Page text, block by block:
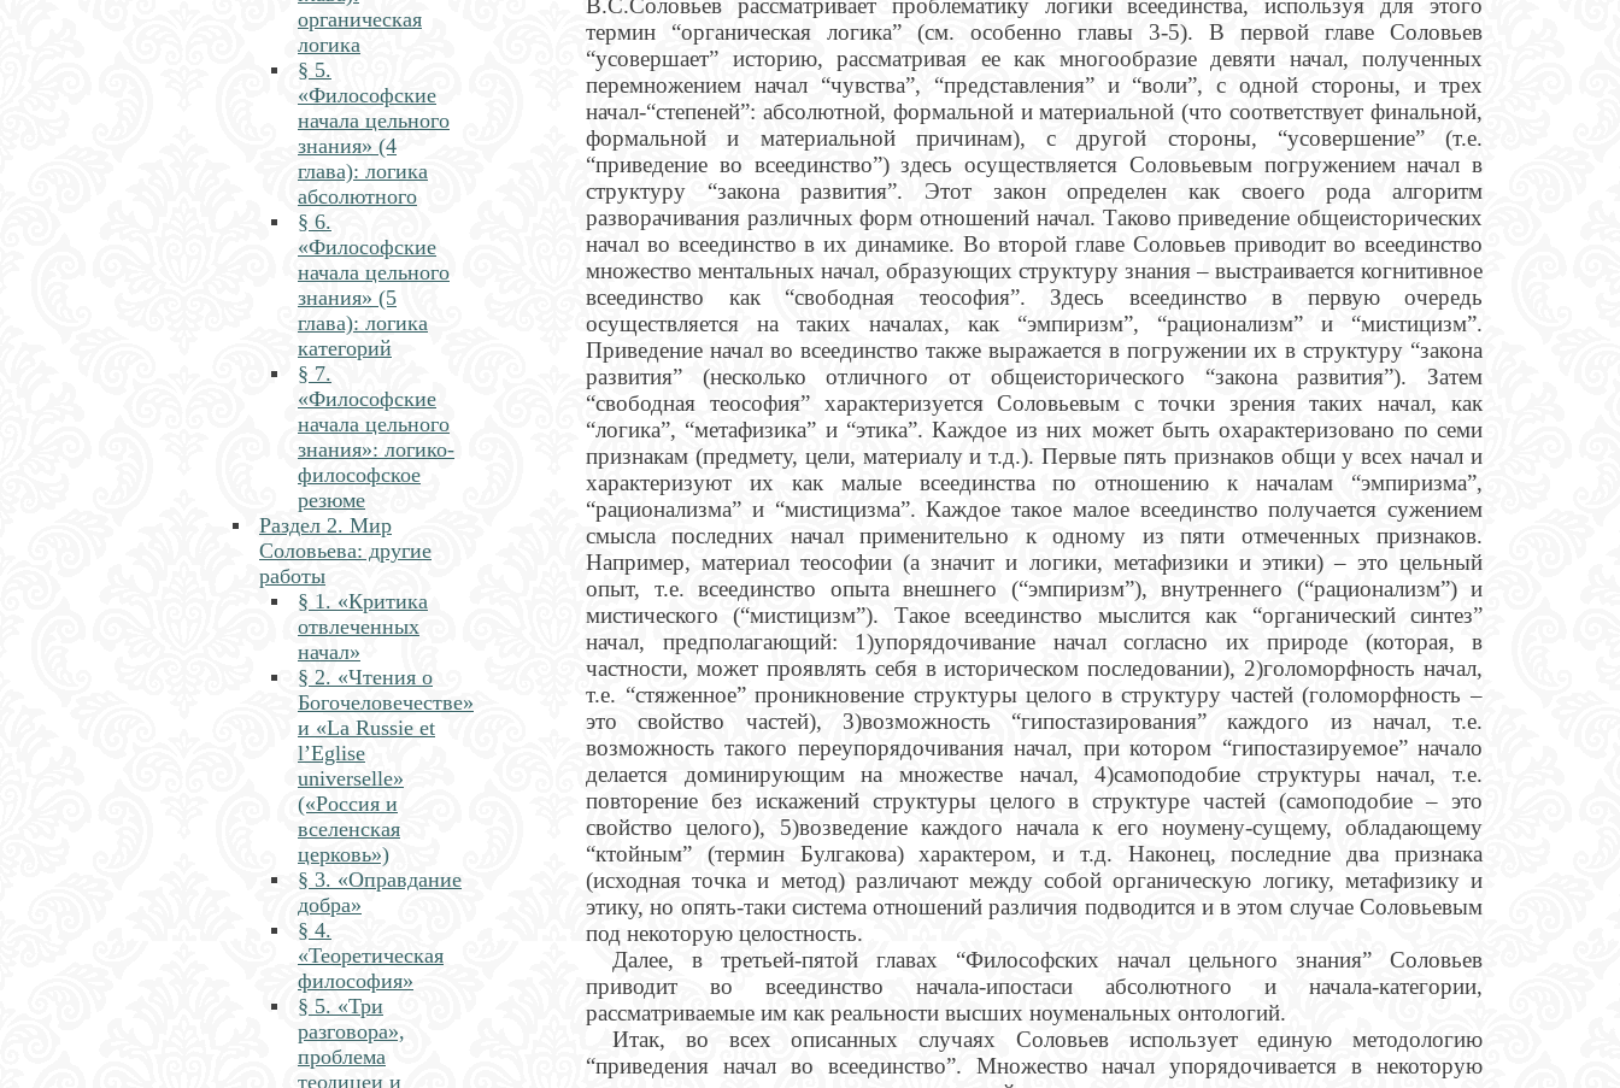
органическая
логика
§ 5.
«Философские
начала цельного
знания» (4
глава): логика
абсолютного
§ 6.
«Философские
начала цельного
знания» (5
глава): логика
категорий
§ 7.
«Философские
начала цельного
знания»: логико-
философское
резюме
Раздел 2. Мир
Соловьева: другие
работы
§ 1. «Критика
отвлеченных
начал»
§ 2. «Чтения о
Богочеловечестве»
и «La Russie et
l’Eglise
universelle»
(«Россия и
вселенская
церковь»)
§ 3. «Оправдание
добра»
§ 4.
«Теоретическая
философия»
§ 5. «Три
разговора»,
проблема
теодицеи и
В.С.Соловьев рассматривает проблематику логики всеединства, используя для этого
термин “органическая логика” (см. особенно главы 3-5). В первой главе Соловьев
“усовершает” историю, рассматривая ее как многообразие девяти начал, полученных
перемножением начал “чувства”, “представления” и “воли”, с одной стороны, и трех
начал-“степеней”: абсолютной, формальной и материальной (что соответствует финальной,
формальной и материальной причинам), с другой стороны, “усовершение” (т.е.
“приведение во всеединство”) здесь осуществляется Соловьевым погружением начал в
структуру “закона развития”. Этот закон определен как своего рода алгоритм
разворачивания различных форм отношений начал. Таково приведение общеисторических
начал во всеединство в их динамике. Во второй главе Соловьев приводит во всеединство
множество ментальных начал, образующих структуру знания – выстраивается когнитивное
всеединство как “свободная теософия”. Здесь всеединство в первую очередь
осуществляется на таких началах, как “эмпиризм”, “рационализм” и “мистицизм”.
Приведение начал во всеединство также выражается в погружении их в структуру “закона
развития” (несколько отличного от общеисторического “закона развития”). Затем
“свободная теософия” характеризуется Соловьевым с точки зрения таких начал, как
“логика”, “метафизика” и “этика”. Каждое из них может быть охарактеризовано по семи
признакам (предмету, цели, материалу и т.д.). Первые пять признаков общи у всех начал и
характеризуют их как малые всеединства по отношению к началам “эмпиризма”,
“рационализма” и “мистицизма”. Каждое такое малое всеединство получается сужением
смысла последних начал применительно к одному из пяти отмеченных признаков.
Например, материал теософии (а значит и логики, метафизики и этики) – это цельный
опыт, т.е. всеединство опыта внешнего (“эмпиризм”), внутреннего (“рационализм”) и
мистического (“мистицизм”). Такое всеединство мыслится как “органический синтез”
начал, предполагающий: 1)упорядочивание начал согласно их природе (которая, в
частности, может проявлять себя в историческом последовании), 2)голоморфность начал,
т.е. “стяженное” проникновение структуры целого в структуру частей (голоморфность –
это свойство частей), 3)возможность “гипостазирования” каждого из начал, т.е.
возможность такого переупорядочивания начал, при котором “гипостазируемое” начало
делается доминирующим на множестве начал, 4)самоподобие структуры начал, т.е.
повторение без искажений структуры целого в структуре частей (самоподобие – это
свойство целого), 5)возведение каждого начала к его ноумену-сущему, обладающему
“ктойным” (термин Булгакова) характером, и т.д. Наконец, последние два признака
(исходная точка и метод) различают между собой органическую логику, метафизику и
этику, но опять-таки система отношений различия подводится и в этом случае Соловьевым
под некоторую целостность.
Далее, в третьей-пятой главах “Философских начал цельного знания” Соловьев
приводит во всеединство начала-ипостаси абсолютного и начала-категории,
рассматриваемые им как реальности высших ноуменальных онтологий.
Итак, во всех описанных случаях Соловьев использует единую методологию
“приведения начал во всеединство”. Множество начал упорядочивается в некоторую